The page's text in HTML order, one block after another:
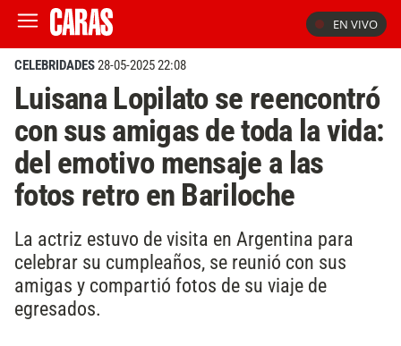
EN VIVO
CELEBRIDADES28-05-2025 22:08
Luisana Lopilato se reencontró
con sus amigas de toda la vida:
del emotivo mensaje a las
fotos retro en Bariloche
La actriz estuvo de visita en Argentina para
celebrar su cumpleaños, se reunió con sus
amigas y compartió fotos de su viaje de
egresados.